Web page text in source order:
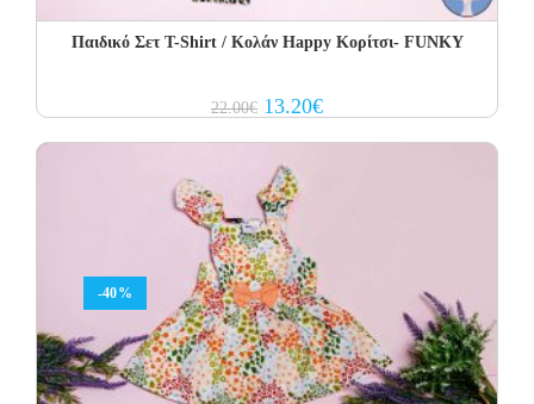
Παιδικό Σετ Τ-Shirt / Κολάν Happy Κορίτσι- FUNKY
22.00€ Original
price
13.20€Current
price
-40%